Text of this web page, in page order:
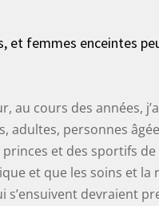
et femmes enceintes
au cours des années,
adultes, personnes
et des sportifs de
et que les soins et
s’ensuivent devraient